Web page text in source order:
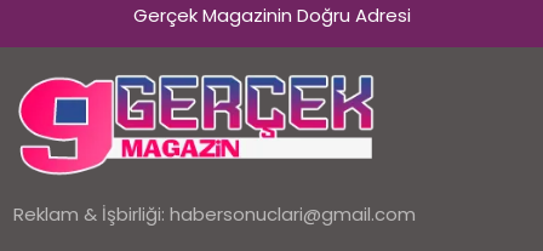
Gerçek Magazinin Doğru Adresi
Reklam & İşbirliği:habersonuclari@gmail.com